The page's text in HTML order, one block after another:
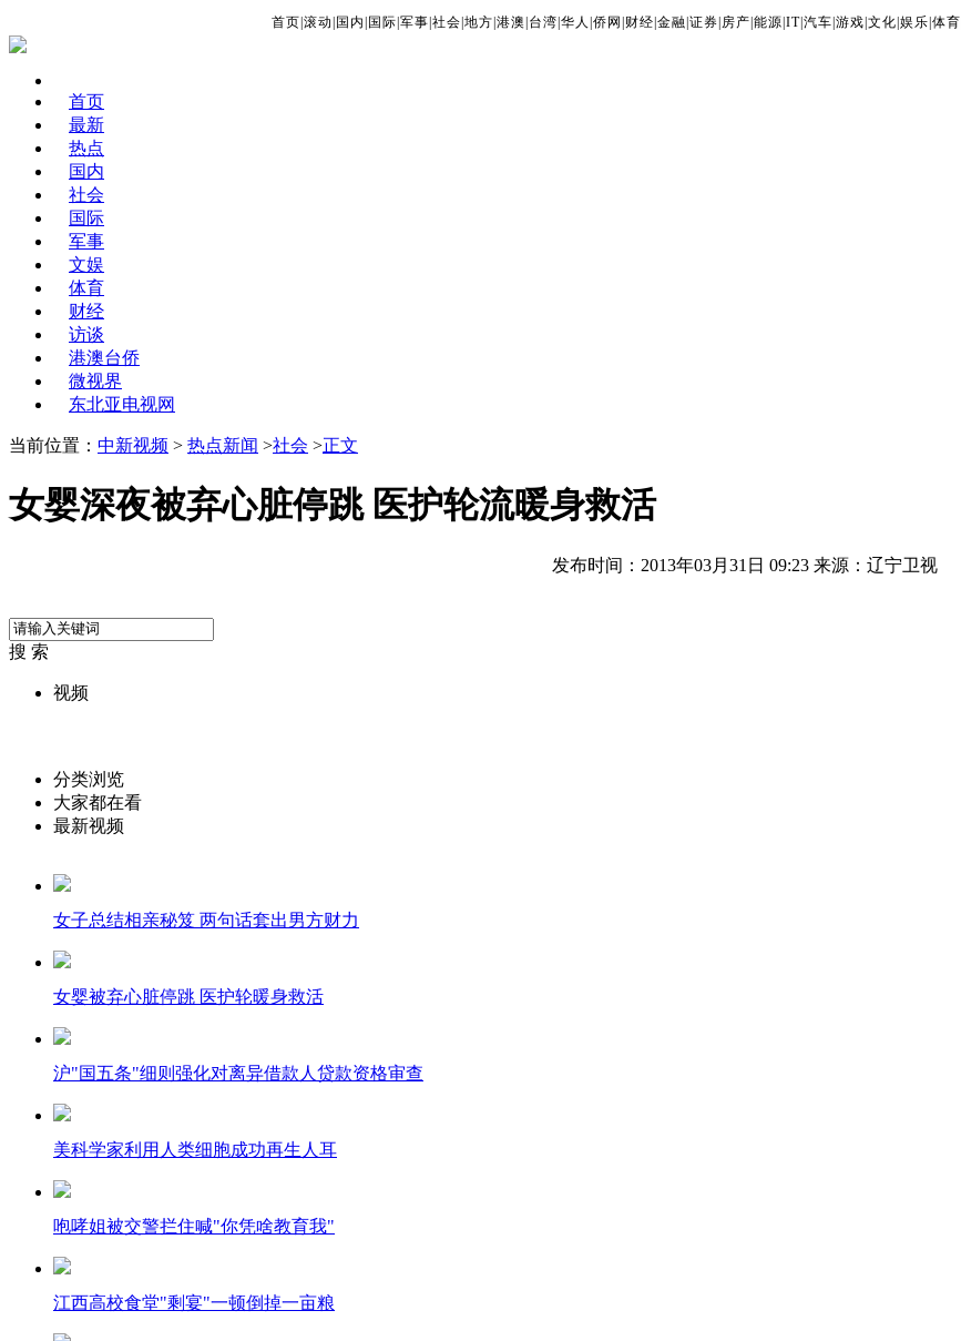
首页 滚动 国内 国际 军事 社会 地方 港澳 台湾 华人 侨网 财经 金融 证券 房产 能源 IT| 汽车 游戏 文化 娱乐 体育
首页
最新
热点
国内
社会
国际
军事
文娱
体育
财经
访谈
港澳台侨
微视界
东北亚电视网
当前位置： 中新视频 > 热点新闻 >社会 >正文
女婴深夜被弃心脏停跳 医护轮流暖身救活
发布时间：2013年03月31日 09:23 来源：辽宁卫视
搜 索
视频
分类浏览
大家都在看
最新视频
女子总结相亲秘笈 两句话套出男方财力
女婴被弃心脏停跳 医护轮暖身救活
沪"国五条"细则强化对离异借款人贷款资格审查
美科学家利用人类细胞成功再生人耳
咆哮姐被交警拦住喊"你凭啥教育我"
江西高校食堂"剩宴"一顿倒掉一亩粮